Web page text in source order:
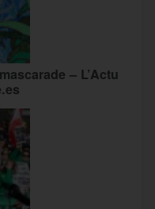
– L’Actu